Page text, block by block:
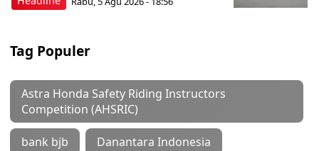
Tag Populer
Astra Honda Safety Riding Instructors
Competition (AHSRIC)
bank bjb Danantara Indonesia